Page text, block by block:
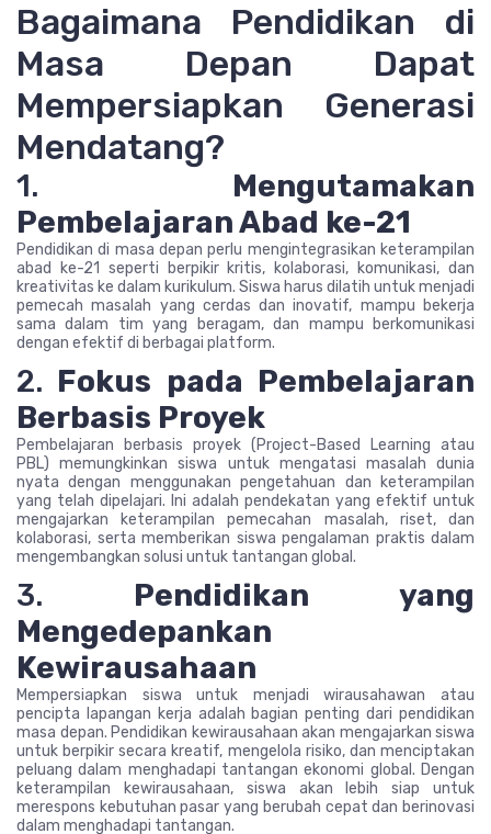
Bagaimana Pendidikan di
Masa Depan Dapat
Mempersiapkan Generasi
Mendatang?
1. Mengutamakan
Pembelajaran Abad ke-21
Pendidikan di masa depan perlu mengintegrasikan keterampilan
abad ke-21 seperti berpikir kritis, kolaborasi, komunikasi, dan
kreativitas ke dalam kurikulum. Siswa harus dilatih untuk menjadi
pemecah masalah yang cerdas dan inovatif, mampu bekerja
sama dalam tim yang beragam, dan mampu berkomunikasi
dengan efektif di berbagai platform.
2. Fokus pada Pembelajaran
Berbasis Proyek
Pembelajaran berbasis proyek (Project-Based Learning atau
PBL) memungkinkan siswa untuk mengatasi masalah dunia
nyata dengan menggunakan pengetahuan dan keterampilan
yang telah dipelajari. Ini adalah pendekatan yang efektif untuk
mengajarkan keterampilan pemecahan masalah, riset, dan
kolaborasi, serta memberikan siswa pengalaman praktis dalam
mengembangkan solusi untuk tantangan global.
3. Pendidikan yang
Mengedepankan
Kewirausahaan
Mempersiapkan siswa untuk menjadi wirausahawan atau
pencipta lapangan kerja adalah bagian penting dari pendidikan
masa depan. Pendidikan kewirausahaan akan mengajarkan siswa
untuk berpikir secara kreatif, mengelola risiko, dan menciptakan
peluang dalam menghadapi tantangan ekonomi global. Dengan
keterampilan kewirausahaan, siswa akan lebih siap untuk
merespons kebutuhan pasar yang berubah cepat dan berinovasi
dalam menghadapi tantangan.